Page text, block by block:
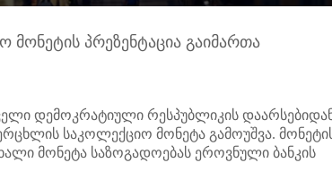
პრეზენტაცია გაიმართა
დემოკრატიული რესპუბლიკის
საკოლექციო მონეტა გამოუშვა.
მონეტა საზოგადოებას ეროვნული ბანკის